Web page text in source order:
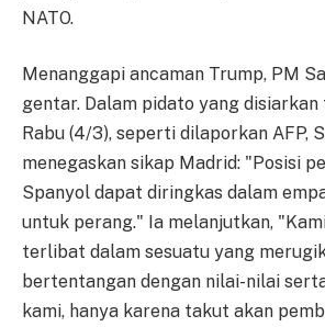
NATO.
Menanggapi ancaman Trump, PM
gentar. Dalam pidato yang disiarkan
Rabu (4/3), seperti dilaporkan AFP,
menegaskan sikap Madrid: "Posisi
Spanyol dapat diringkas dalam
untuk perang." Ia melanjutkan,
terlibat dalam sesuatu yang
bertentangan dengan nilai-nilai
kami, hanya karena takut akan